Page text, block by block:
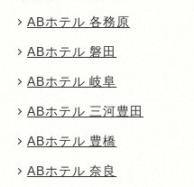
ABホテル 各務原
ABホテル 磐田
ABホテル 岐阜
ABホテル 三河豊田
ABホテル 豊橋
ABホテル 奈良